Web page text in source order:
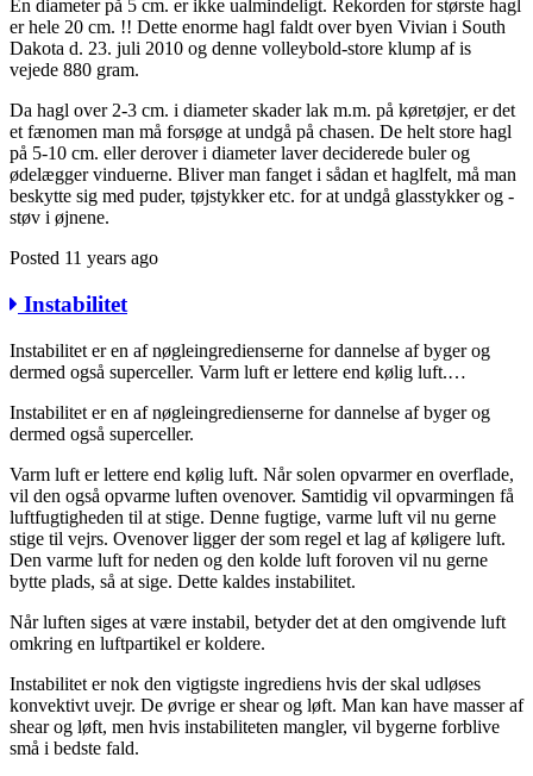
En diameter på 5 cm. er ikke ualmindeligt. Rekorden for største hagl
er hele 20 cm. !! Dette enorme hagl faldt over byen Vivian i South
Dakota d. 23. juli 2010 og denne volleybold-store klump af is
vejede 880 gram.
Da hagl over 2-3 cm. i diameter skader lak m.m. på køretøjer, er det
et fænomen man må forsøge at undgå på chasen. De helt store hagl
på 5-10 cm. eller derover i diameter laver deciderede buler og
ødelægger vinduerne. Bliver man fanget i sådan et haglfelt, må man
beskytte sig med puder, tøjstykker etc. for at undgå glasstykker og -
støv i øjnene.
Posted 11 years ago
Instabilitet
Instabilitet er en af nøgleingredienserne for dannelse af byger og
dermed også superceller. Varm luft er lettere end kølig luft.…
Instabilitet er en af nøgleingredienserne for dannelse af byger og
dermed også superceller.
Varm luft er lettere end kølig luft. Når solen opvarmer en overflade,
vil den også opvarme luften ovenover. Samtidig vil opvarmingen få
luftfugtigheden til at stige. Denne fugtige, varme luft vil nu gerne
stige til vejrs. Ovenover ligger der som regel et lag af køligere luft.
Den varme luft for neden og den kolde luft foroven vil nu gerne
bytte plads, så at sige. Dette kaldes instabilitet.
Når luften siges at være instabil, betyder det at den omgivende luft
omkring en luftpartikel er koldere.
Instabilitet er nok den vigtigste ingrediens hvis der skal udløses
konvektivt uvejr. De øvrige er shear og løft. Man kan have masser af
shear og løft, men hvis instabiliteten mangler, vil bygerne forblive
små i bedste fald.